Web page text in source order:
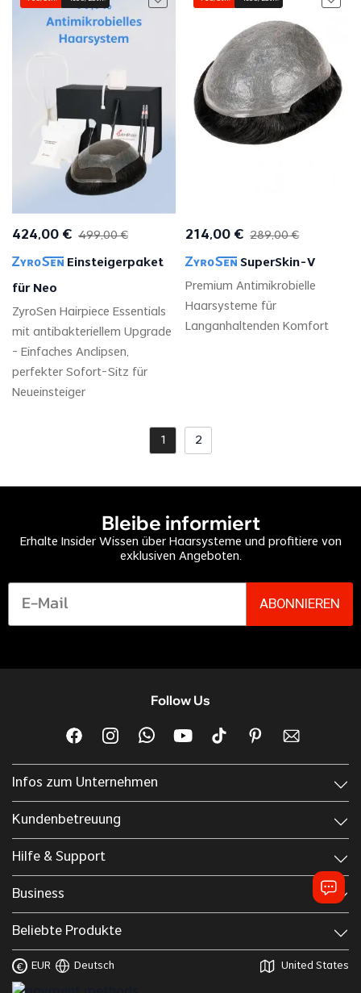
424,00 € 499,00 €
Einsteigerpaket
für Neo
ZyroSen Hairpiece Essentials
mit antibakteriellem Upgrade
– Einfaches Anclipsen,
perfekter Sofort-Sitz für
Neueinsteiger
214,00 € 289,00 €
SuperSkin-V
Premium Antimikrobielle
Haarsysteme für
Langanhaltenden Komfort
1 2
Bleibe informiert
Erhalte Insider Wissen über Haarsysteme und profitiere von
exklusiven Angeboten.
ABONNIEREN
Infos zum Unternehmen
Kundenbetreuung
Hilfe & Support
Business
Beliebte Produkte
Follow Us
€ EUR Deutsch United States